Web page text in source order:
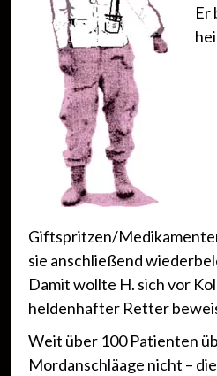
Er
Giftspritzen/
sie anschließend
Damit wollte H. sich vor
heldenhafter Retter
Weit über 100 Patienten
Mordanschläage nicht –